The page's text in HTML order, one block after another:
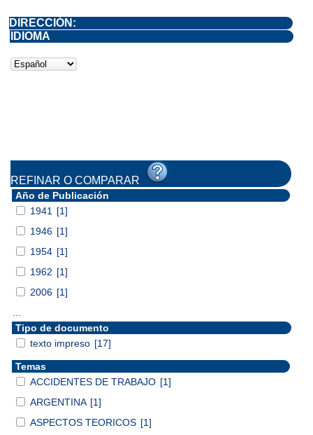
DIRECCIÓN:
IDIOMA
REFINAR O COMPARAR
Año de Publicación
1941
[1]
1946 [1]
1954 [1]
1962 [1]
2006 [1]
Tipo de documento
texto impreso [17]
Temas
ACCIDENTES DE TRABAJO [1]
ARGENTINA [1]
ASPECTOS TEORICOS [1]